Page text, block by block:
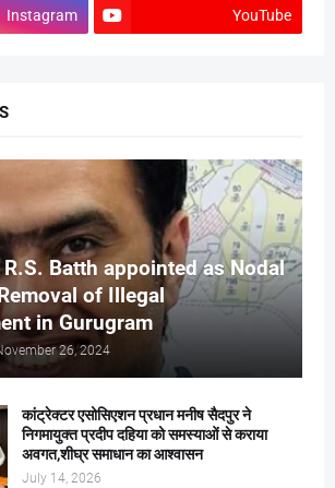
Instagram YouTube
R.S. Batth appointed as Nodal
of Illegal
in Gurugram
26, 2024
कांट्रेक्टर एसोसिएशन प्रधान मनीष सैदपुर ने
निगमायुक्त प्रदीप दहिया को समस्याओं से कराया
अवगत,शीघ्र समाधान का आश्वासन
July 14, 2026